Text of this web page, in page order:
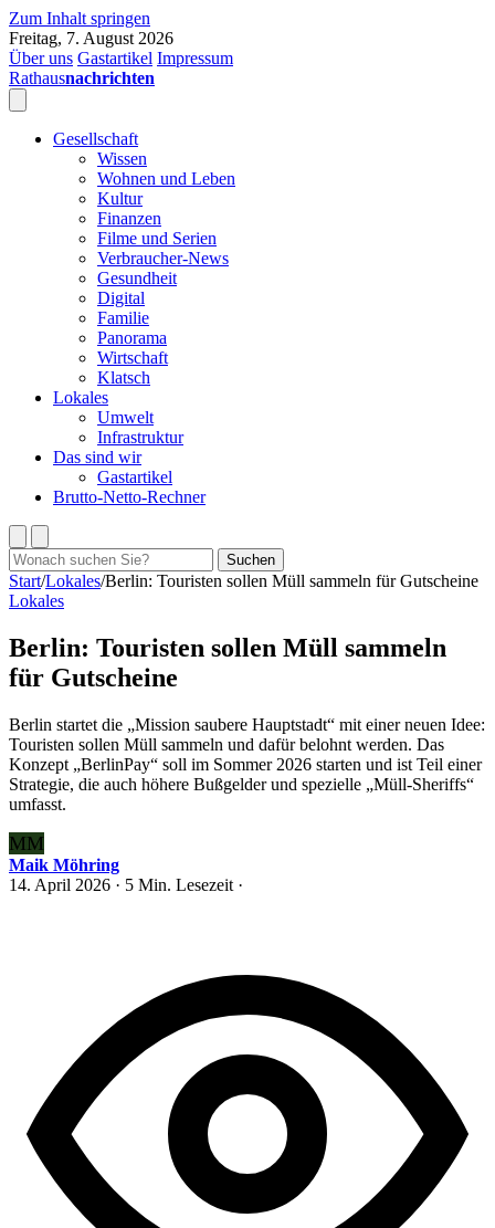
Zum Inhalt springen
Freitag, 7. August 2026
Über uns Gastartikel Impressum
Rathausnachrichten
Gesellschaft
Wissen
Wohnen und Leben
Kultur
Finanzen
Filme und Serien
Verbraucher-News
Gesundheit
Digital
Familie
Panorama
Wirtschaft
Klatsch
Lokales
Umwelt
Infrastruktur
Das sind wir
Gastartikel
Brutto-Netto-Rechner
Suchen
nach:
Suchen
Start/Lokales/Berlin: Touristen sollen Müll sammeln für Gutscheine
Lokales
Berlin: Touristen sollen Müll sammeln
für Gutscheine
Berlin startet die „Mission saubere Hauptstadt“ mit einer neuen Idee:
Touristen sollen Müll sammeln und dafür belohnt werden. Das
Konzept „BerlinPay“ soll im Sommer 2026 starten und ist Teil einer
Strategie, die auch höhere Bußgelder und spezielle „Müll-Sheriffs“
umfasst.
MM
Maik Möhring
14. April 2026 · 5 Min. Lesezeit ·